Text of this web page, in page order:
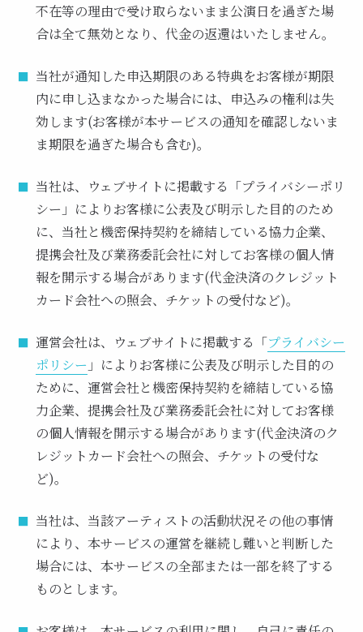
不在等の理由で受け取らないまま公演日を過ぎた場
合は全て無効となり、代金の返還はいたしません。
当社が通知した申込期限のある特典をお客様が期限
内に申し込まなかった場合には、申込みの権利は失
効します(お客様が本サービスの通知を確認しないま
ま期限を過ぎた場合も含む)。
当社は、ウェブサイトに掲載する「プライバシーポリ
シー」によりお客様に公表及び明示した目的のため
に、当社と機密保持契約を締結している協力企業、
提携会社及び業務委託会社に対してお客様の個人情
報を開示する場合があります(代金決済のクレジット
カード会社への照会、チケットの受付など)。
運営会社は、ウェブサイトに掲載する「プライバシー
ポリシー 」によりお客様に公表及び明示した目的の
ために、運営会社と機密保持契約を締結している協
力企業、提携会社及び業務委託会社に対してお客様
の個人情報を開示する場合があります(代金決済のク
レジットカード会社への照会、チケットの受付な
ど)。
当社は、当該アーティストの活動状況その他の事情
により、本サービスの運営を継続し難いと判断した
場合には、本サービスの全部または一部を終了する
ものとします。